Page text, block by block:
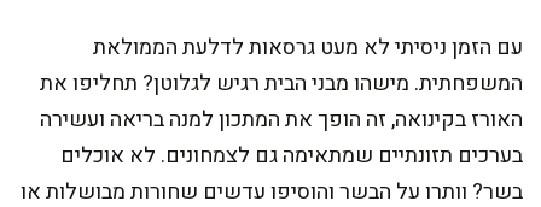
עם הזמן ניסיתי לא מעט גרסאות לדלעת הממולאת
המשפחתית. מישהו מבני הבית רגיש לגלוטן? תחליפו את
האורז בקינואה, זה הופך את המתכון למנה בריאה ועשירה
בערכים תזונתיים שמתאימה גם לצמחונים. לא אוכלים
בשר? וותרו על הבשר והוסיפו עדשים שחורות מבושלות או